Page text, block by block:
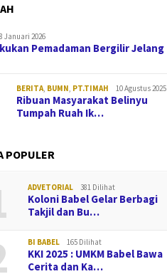
Januari 2026
Pemadaman Bergilir Jelang
BERITA, BUMN, PT.TIMAH 10 Agustus 2025
Ribuan Masyarakat Belinyu
Tumpah Ruah Ik…
POPULER
ADVETORIAL 381 Dilihat
Koloni Babel Gelar Berbagi
Takjil dan Bu…
BI BABEL 165 Dilihat
KKI 2025 : UMKM Babel Bawa
Cerita dan Ka…